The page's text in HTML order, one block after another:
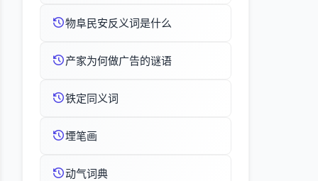
物阜民安反义词是什么
产家为何做广告的谜语
铁定同义词
堙笔画
动气词典